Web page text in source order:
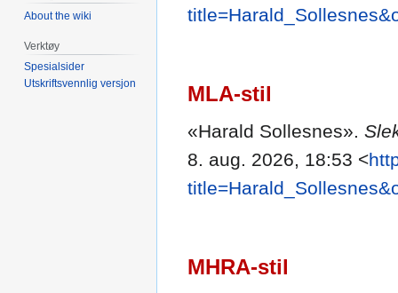
MLA-stil
«Harald Sollesnes».
8. aug. 2026, 18:53 <
MHRA-stil
About the wiki
Verktøy
Spesialsider
Utskriftsvennlig versjon